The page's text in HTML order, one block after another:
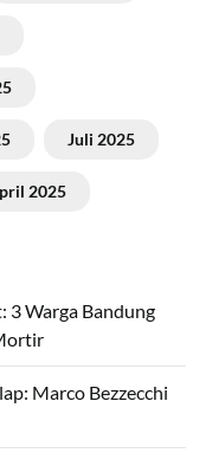
Juli 2025
2025
3 Warga Bandung
Marco Bezzecchi